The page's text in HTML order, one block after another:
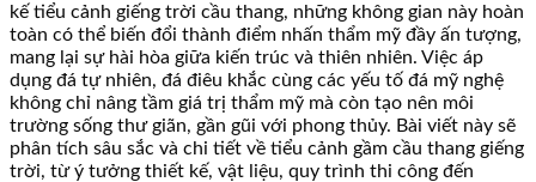
kế tiểu cảnh giếng trời cầu thang, những không gian này hoàn
toàn có thể biến đổi thành điểm nhấn thẩm mỹ đầy ấn tượng,
mang lại sự hài hòa giữa kiến trúc và thiên nhiên. Việc áp
dụng đá tự nhiên, đá điêu khắc cùng các yếu tố đá mỹ nghệ
không chỉ nâng tầm giá trị thẩm mỹ mà còn tạo nên môi
trường sống thư giãn, gần gũi với phong thủy. Bài viết này sẽ
phân tích sâu sắc và chi tiết về tiểu cảnh gầm cầu thang giếng
trời, từ ý tưởng thiết kế, vật liệu, quy trình thi công đến